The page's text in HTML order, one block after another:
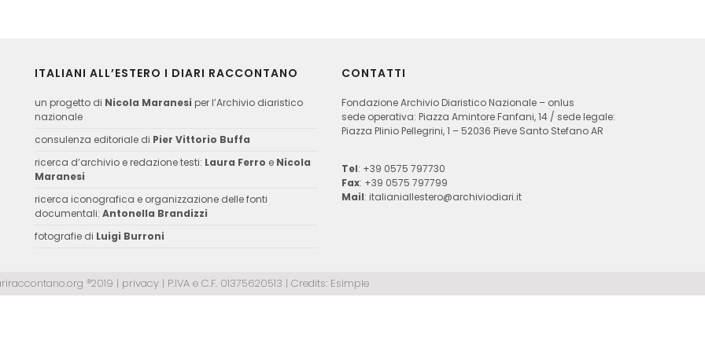
ITALIANI ALL’ESTERO I DIARI RACCONTANO
un progetto di Nicola Maranesi per l’Archivio diaristico
nazionale
consulenza editoriale di Pier Vittorio Buffa
ricerca d’archivio e redazione testi: Laura Ferro e Nicola
Maranesi
ricerca iconografica e organizzazione delle fonti
documentali: Antonella Brandizzi
fotografie di Luigi Burroni
CONTATTI
Fondazione Archivio Diaristico Nazionale – onlus
sede operativa: Piazza Amintore Fanfani, 14 / sede legale:
Piazza Plinio Pellegrini, 1 – 52036 Pieve Santo Stefano AR
Tel: +39 0575 797730
Fax: +39 0575 797799
Mail: italianiallestero@archiviodiari.it
®2019 | privacy| P.IVA e C.F. 01375620513 | Credits: Esimple